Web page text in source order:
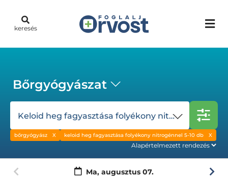
keresés
Bőrgyógyászat
Keloid heg fagyasztása folyékony nitrogénnel 5-10 db
bőrgyógyász keloid heg fagyasztása folyékony nitrogénnel 5-10 db
Ma, augusztus 07.